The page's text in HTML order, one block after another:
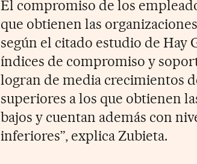
El compromiso de los
que obtienen las
según el citado estudio de Hay
índices de compromiso y
logran de media crecimientos
superiores a los que obtienen
bajos y cuentan además con
inferiores”, explica Zubieta.